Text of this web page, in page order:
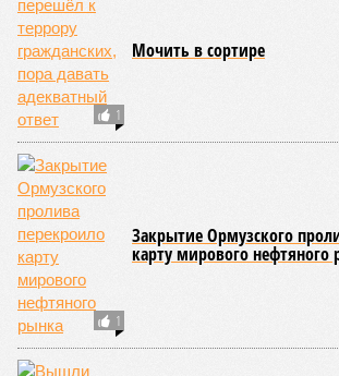
1
Мочить в сортире
1
Закрытие Ормузского
карту мирового нефтяного